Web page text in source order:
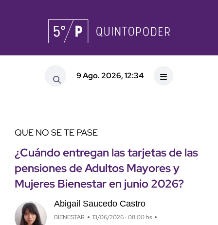
9 Ago. 2026, 12:34
QUE NO SE TE PASE
¿Cuándo entregan las tarjetas de las
pensiones de Adultos Mayores y
Mujeres Bienestar en junio 2026?
Abigail Saucedo Castro
BIENESTAR 13/06/2026 · 08:00 hs